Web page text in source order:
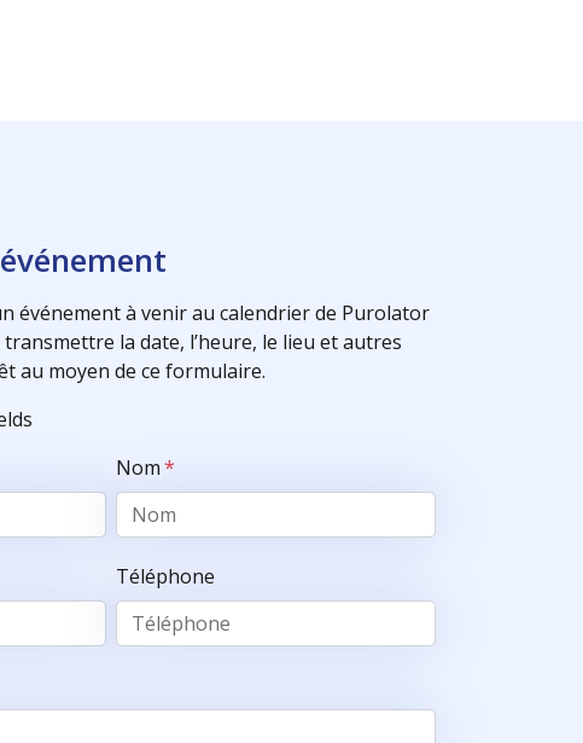
événement à venir au calendrier de Purolator
la date, l’heure, le lieu et autres
au moyen de ce formulaire.
Nom*
Téléphone